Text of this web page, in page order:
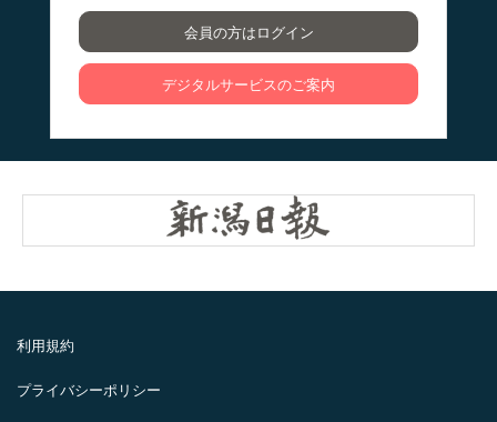
会員の方はログイン
デジタルサービスのご案内
利用規約
プライバシーポリシー